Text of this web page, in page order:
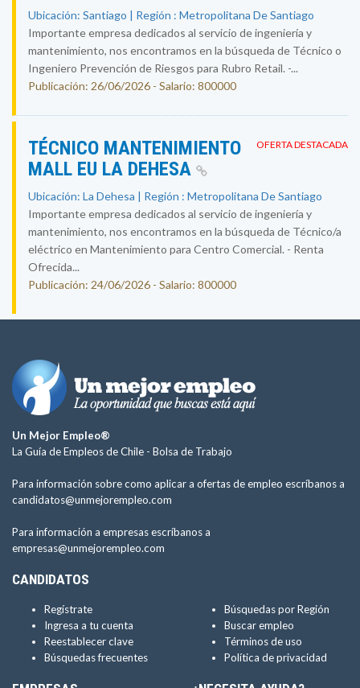
Ubicación: Santiago | Región : Metropolitana De Santiago
Importante empresa dedicados al servicio de ingeniería y
mantenimiento, nos encontramos en la búsqueda de Técnico o
Ingeniero Prevención de Riesgos para Rubro Retail. -...
Publicación: 26/06/2026 - Salario: 800000
OFERTA DESTACADA
TÉCNICO MANTENIMIENTO
MALL EU LA DEHESA
Ubicación: La Dehesa | Región : Metropolitana De Santiago
Importante empresa dedicados al servicio de ingeniería y
mantenimiento, nos encontramos en la búsqueda de Técnico/a
eléctrico en Mantenimiento para Centro Comercial. - Renta
Ofrecida...
Publicación: 24/06/2026 - Salario: 800000
Un Mejor Empleo®
La Guía de Empleos de Chile - Bolsa de Trabajo
Para información sobre como aplicar a ofertas de empleo escríbanos a
candidatos@unmejorempleo.com
Para información a empresas escríbanos a
empresas@unmejorempleo.com
CANDIDATOS
Regístrate
Ingresa a tu cuenta
Reestablecer clave
Búsquedas frecuentes
Búsquedas por Región
Buscar empleo
Términos de uso
Política de privacidad